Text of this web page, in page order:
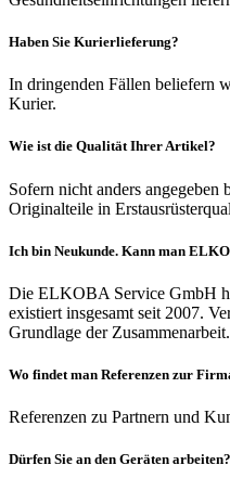
Haben Sie Kurierlieferung?
In dringenden Fällen beliefern
Kurier.
Wie ist die Qualität Ihrer Artikel?
Sofern nicht anders angegeben
Originalteile in
Ich bin Neukunde. Kann man
Die ELKOBA Service GmbH
existiert insgesamt seit 2007.
Grundlage der Zusammenarbeit.
Wo findet man Referenzen zur
Referenzen zu Partnern und
Dürfen Sie an den Geräten arbeiten?